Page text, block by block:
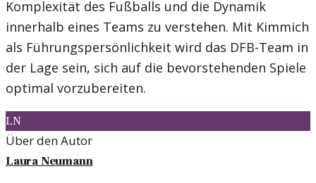
Komplexität des Fußballs und die Dynamik
innerhalb eines Teams zu verstehen. Mit Kimmich
als Führungspersönlichkeit wird das DFB-Team in
der Lage sein, sich auf die bevorstehenden Spiele
optimal vorzubereiten.
LN
Über den Autor
Laura Neumann